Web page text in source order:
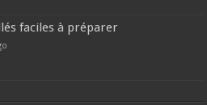
faciles à préparer